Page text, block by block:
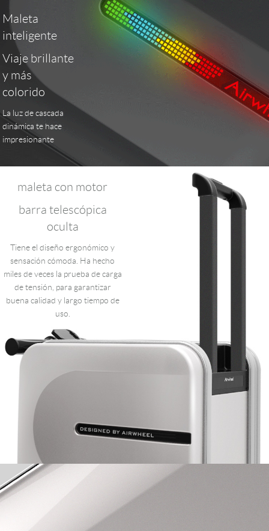
Maleta
inteligente
Viaje brillante
y más
colorido
La luz de cascada
dinámica te hace
impresionante
maleta con motor
barra telescópica
oculta
Tiene el diseño ergonómico y
sensación cómoda. Ha hecho
miles de veces la prueba de carga
de tensión, para garantizar
buena calidad y largo tiempo de
uso.